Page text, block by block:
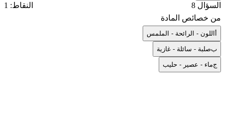
السؤال 8
النقاط: 1
من خصائص المادة
اللون - الرائحة - الملمس
بصلبة - سائلة - غازية
جماء - عصير - حليب